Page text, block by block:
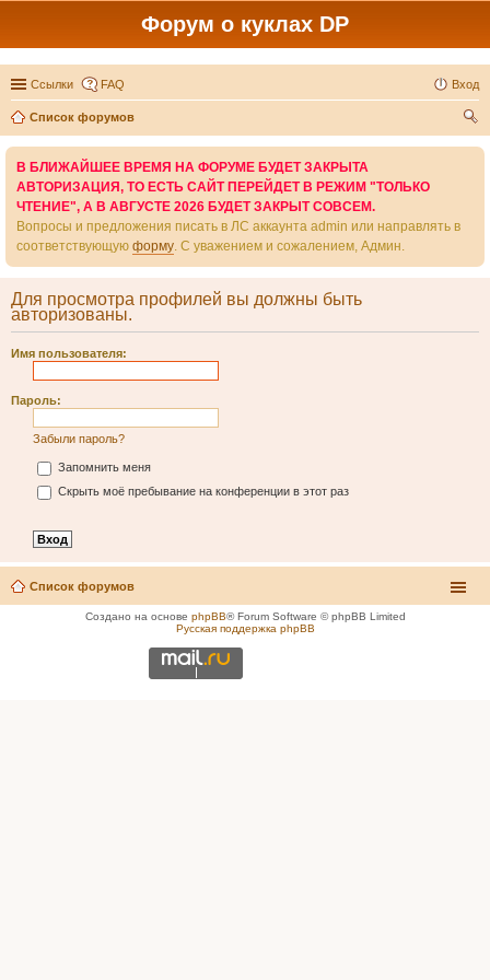
Форум о куклах DP
Ссылки FAQ Вход
Список форумов
В БЛИЖАЙШЕЕ ВРЕМЯ НА ФОРУМЕ БУДЕТ ЗАКРЫТА
АВТОРИЗАЦИЯ, ТО ЕСТЬ САЙТ ПЕРЕЙДЕТ В РЕЖИМ "ТОЛЬКО
ЧТЕНИЕ", А В АВГУСТЕ 2026 БУДЕТ ЗАКРЫТ СОВСЕМ.
Вопросы и предложения писать в ЛС аккаунта admin или направлять в
соответствующую форму. С уважением и сожалением, Админ.
Для просмотра профилей вы должны быть
авторизованы.
Имя пользователя:
Пароль:
Забыли пароль?
Запомнить меня
Скрыть моё пребывание на конференции в этот раз
Список форумов
Создано на основе phpBB® Forum Software © phpBB Limited
Русская поддержка phpBB